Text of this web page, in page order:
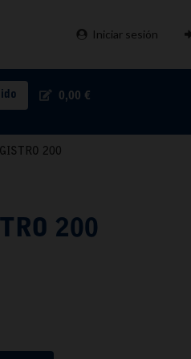
Iniciar sesión
0,00 €
200
200